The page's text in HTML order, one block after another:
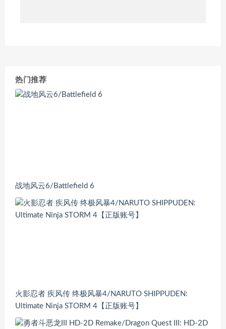
热门推荐
战地风云6/Battlefield 6
火影忍者 疾风传 终极风暴4/NARUTO SHIPPUDEN:
Ultimate Ninja STORM 4【正版账号】